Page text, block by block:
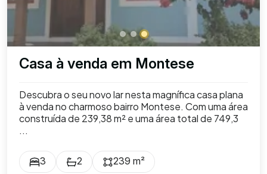
Casa à venda em Montese
Descubra o seu novo lar nesta magnífica casa plana
à venda no charmoso bairro Montese. Com uma área
construída de 239,38 m² e uma área total de 749,3
...
3 2 239 m²